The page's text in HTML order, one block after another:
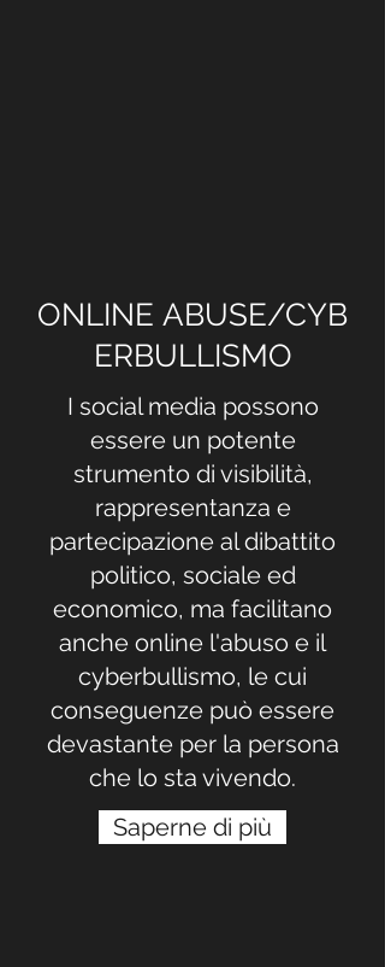
ONLINE ABUSE/CYB
ERBULLISMO
I social media possono
essere un potente
strumento di visibilità,
rappresentanza e
partecipazione al dibattito
politico, sociale ed
economico, ma facilitano
anche online l'abuso e il
cyberbullismo, le cui
conseguenze può essere
devastante per la persona
che lo sta vivendo.
Saperne di più